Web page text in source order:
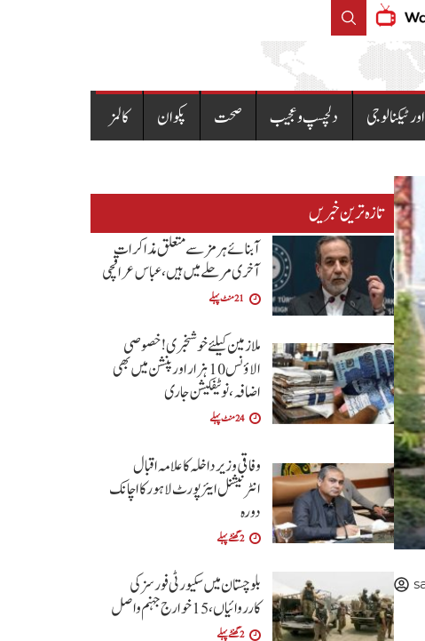
ٹیکنالوجی دلچسپ و عجیب صحت پکوان کالمز
تازہ ترین خبریں
آبنائے ہرمز سے متعلق مذاکرات
آخری مرحلے میں ہیں، عباس عراقچی
21 منٹ پہلے
ملازمین کیلئے خوشخبری !خصوصی
الاؤنس 10 ہزار اور پنشن میں بھی
اضافہ،نوٹیفکیشن جاری
24 منٹ پہلے
وفاقی وزیر داخلہ کا علامہ اقبال
انٹرنیشنل ایئرپورٹ لاہور کا اچانک
دورہ
2 گھنٹے پہلے
بلوچستان میں سکیورٹی فورسز کی
کارروائیاں، 15 خوارج جہنم واصل
2 گھنٹے پہلے